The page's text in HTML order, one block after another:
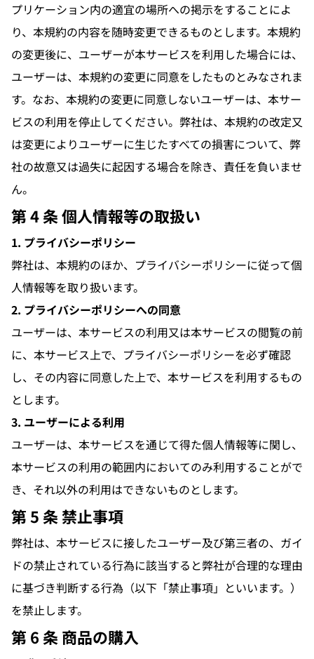
プリケーション内の適宜の場所への掲示をすることによ
り、本規約の内容を随時変更できるものとします。本規約
の変更後に、ユーザーが本サービスを利用した場合には、
ユーザーは、本規約の変更に同意をしたものとみなされま
す。なお、本規約の変更に同意しないユーザーは、本サー
ビスの利用を停止してください。弊社は、本規約の改定又
は変更によりユーザーに生じたすべての損害について、弊
社の故意又は過失に起因する場合を除き、責任を負いませ
ん。
第 4 条 個人情報等の取扱い
1. プライバシーポリシー
弊社は、本規約のほか、プライバシーポリシーに従って個
人情報等を取り扱います。
2. プライバシーポリシーへの同意
ユーザーは、本サービスの利用又は本サービスの閲覧の前
に、本サービス上で、プライバシーポリシーを必ず確認
し、その内容に同意した上で、本サービスを利用するもの
とします。
3. ユーザーによる利用
ユーザーは、本サービスを通じて得た個人情報等に関し、
本サービスの利用の範囲内においてのみ利用することがで
き、それ以外の利用はできないものとします。
第 5 条 禁止事項
弊社は、本サービスに接したユーザー及び第三者の、ガイ
ドの禁止されている行為に該当すると弊社が合理的な理由
に基づき判断する行為（以下「禁止事項」といいます。）
を禁止します。
第 6 条 商品の購入